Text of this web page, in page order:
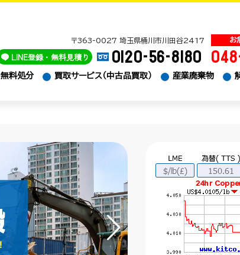
無料処分 買取サービス（中古品買取） 産業廃棄物
0120-56-8180
LINE登録・無料見積り
〒363-0027 埼玉県桶川市川田谷2417